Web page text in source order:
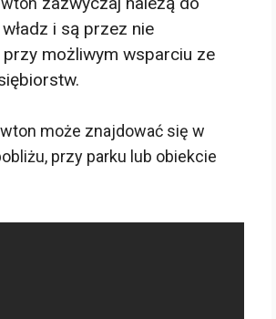
i są przez nie
możliwym wsparciu ze
może znajdować się w
przy parku lub obiekcie